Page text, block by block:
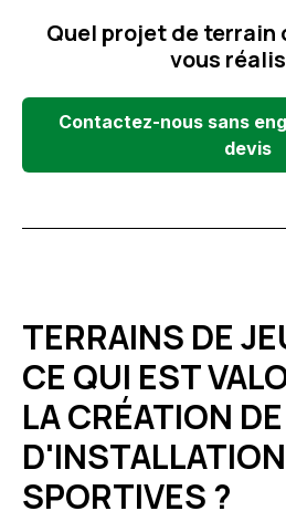
Quel projet de terrain
vous
Contactez-nous sans
devis
TERRAINS DE
CE QUI EST
LA CRÉATION
SPORTIVES ?